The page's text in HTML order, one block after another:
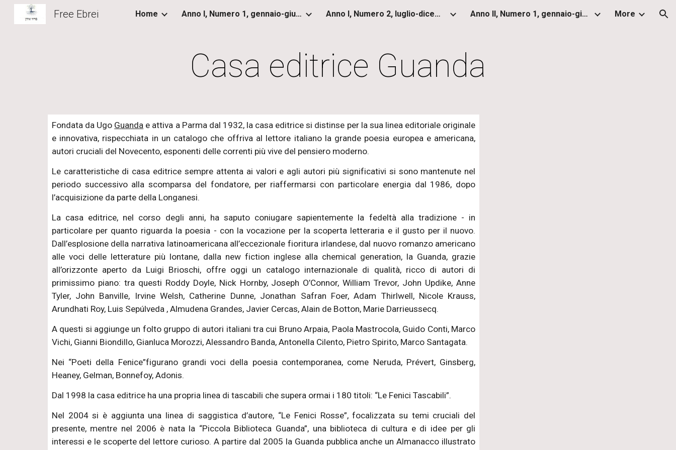
Skip to main content Skip to navigation
Free Ebrei Home Anno I, Numero 1, gennaio-giugno 2012 Anno I, Numero 2, luglio-dicembre 2012 Anno II, Numero 1, gennaio-giugno 2013 More
Casa editrice Guanda
Fondata da Ugo Guanda e attiva a Parma dal 1932, la casa editrice si distinse per la sua linea editoriale originale
e innovativa, rispecchiata in un catalogo che offriva al lettore italiano la grande poesia europea e americana,
autori cruciali del Novecento, esponenti delle correnti più vive del pensiero moderno.
Le caratteristiche di casa editrice sempre attenta ai valori e agli autori più significativi si sono mantenute nel
periodo successivo alla scomparsa del fondatore, per riaffermarsi con particolare energia dal 1986, dopo
l’acquisizione da parte della Longanesi.
La casa editrice, nel corso degli anni, ha saputo coniugare sapientemente la fedeltà alla tradizione - in
particolare per quanto riguarda la poesia - con la vocazione per la scoperta letteraria e il gusto per il nuovo.
Dall’esplosione della narrativa latinoamericana all’eccezionale fioritura irlandese, dal nuovo romanzo americano
alle voci delle letterature più lontane, dalla new fiction inglese alla chemical generation, la Guanda, grazie
all’orizzonte aperto da Luigi Brioschi, offre oggi un catalogo internazionale di qualità, ricco di autori di
primissimo piano: tra questi Roddy Doyle, Nick Hornby, Joseph O’Connor, William Trevor, John Updike, Anne
Tyler, John Banville, Irvine Welsh, Catherine Dunne, Jonathan Safran Foer, Adam Thirlwell, Nicole Krauss,
Arundhati Roy, Luis Sepúlveda , Almudena Grandes, Javier Cercas, Alain de Botton, Marie Darrieussecq.
A questi si aggiunge un folto gruppo di autori italiani tra cui Bruno Arpaia, Paola Mastrocola, Guido Conti, Marco
Vichi, Gianni Biondillo, Gianluca Morozzi, Alessandro Banda, Antonella Cilento, Pietro Spirito, Marco Santagata.
Nei “Poeti della Fenice”figurano grandi voci della poesia contemporanea, come Neruda, Prévert, Ginsberg,
Heaney, Gelman, Bonnefoy, Adonis.
Dal 1998 la casa editrice ha una propria linea di tascabili che supera ormai i 180 titoli: “Le Fenici Tascabili”.
Nel 2004 si è aggiunta una linea di saggistica d’autore, “Le Fenici Rosse”, focalizzata su temi cruciali del
presente, mentre nel 2006 è nata la “Piccola Biblioteca Guanda”, una biblioteca di cultura e di idee per gli
interessi e le scoperte del lettore curioso. A partire dal 2005 la Guanda pubblica anche un Almanacco illustrato